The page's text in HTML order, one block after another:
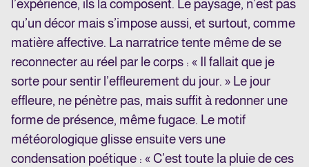
l’expérience, ils la composent. Le paysage, n’est pas
qu’un décor mais s’impose aussi, et surtout, comme
matière affective. La narratrice tente même de se
reconnecter au réel par le corps : « Il fallait que je
sorte pour sentir l’effleurement du jour. » Le jour
effleure, ne pénètre pas, mais suffit à redonner une
forme de présence, même fugace. Le motif
météorologique glisse ensuite vers une
condensation poétique : « C’est toute la pluie de ces